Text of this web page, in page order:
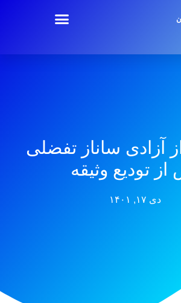
آزادی ساناز تفضلی
تودیع وثیقه
دی ۱۷, ۱۴۰۱